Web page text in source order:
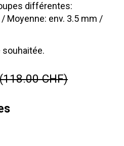
différentes:
Moyenne: env. 3.5 mm /
(118.00 CHF)